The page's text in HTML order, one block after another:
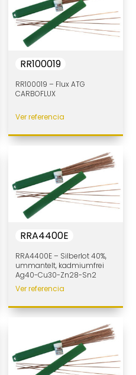
RR100019
RR100019 – Flux ATG
CARBOFLUX
Ver referencia
RRA4400E
RRA4400E – Silberlot 40%,
ummantelt, kadmiumfrei
Ag40-Cu30-Zn28-Sn2
Ver referencia